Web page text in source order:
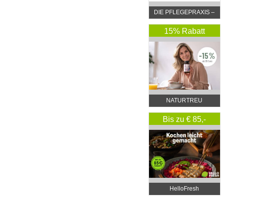
DIE PFLEGEPRAXIS –
by DGKP Katharina
Fister
15% Rabatt
NATURTREU
Bis zu € 85,-
Rabatt
HelloFresh